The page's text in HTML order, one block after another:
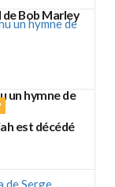
de Bob Marley
un hymne de
est décédé